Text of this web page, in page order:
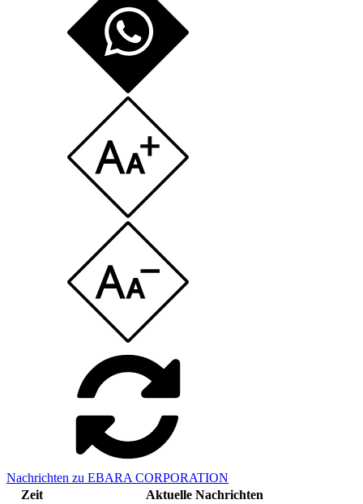
Nachrichten zu EBARA CORPORATION
Zeit
Aktuelle Nachrichten